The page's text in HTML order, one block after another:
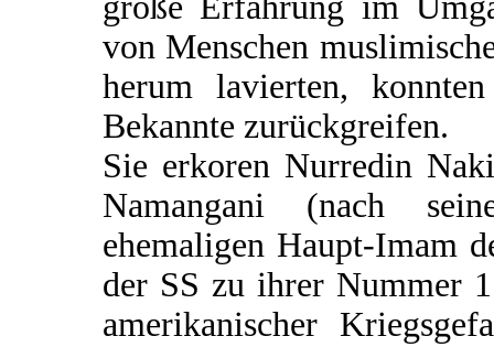
von Menschen
herum lavierten,
Bekannte zurückgreifen.
Sie erkoren Nurredin
Namangani (nach
ehemaligen Haupt-Imam
der SS zu ihrer Nummer
amerikanischer